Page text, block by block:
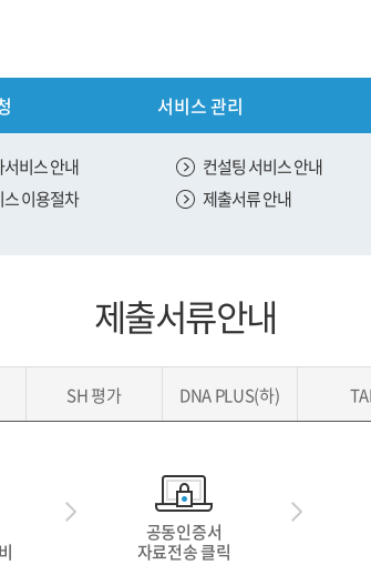
서비스 관리
내
내
서비스 신청
SH 평가 서비스 신청
서비스 안내 컨설팅 서비스 안내
스 이용절차
제출서류 안내
제출서류안내
SH 평가 DNA PLUS(하)
공동인증서
자료전송 클릭